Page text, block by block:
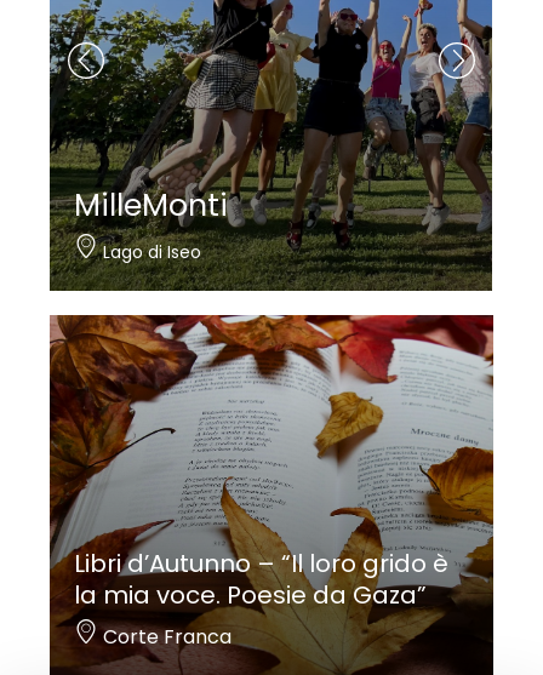
MilleMonti
Lago di Iseo
Libri d’Autunno – “Il loro grido è
la mia voce. Poesie da Gaza”
Corte Franca